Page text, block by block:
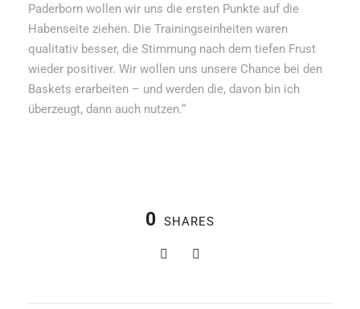
Paderborn wollen wir uns die ersten Punkte auf die
Habenseite ziehen. Die Trainingseinheiten waren
qualitativ besser, die Stimmung nach dem tiefen Frust
wieder positiver. Wir wollen uns unsere Chance bei den
Baskets erarbeiten – und werden die, davon bin ich
überzeugt, dann auch nutzen.“
0 SHARES